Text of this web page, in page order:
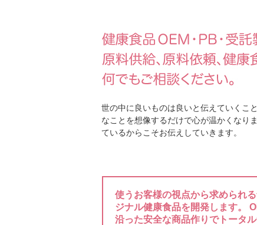
2025年7月8日
健康経営の取組
2025年4月21日
第二回桜の植樹
2025年4月4日
三方シール入り
いる
世の中に良いものは良いと伝えていくこ
なことを想像するだけで心が温かくなり
ているからこそお伝えしていきます。
使うお客様の視点から求められ
ジナル健康食品を開発します。
沿った安全な商品作りでトータ